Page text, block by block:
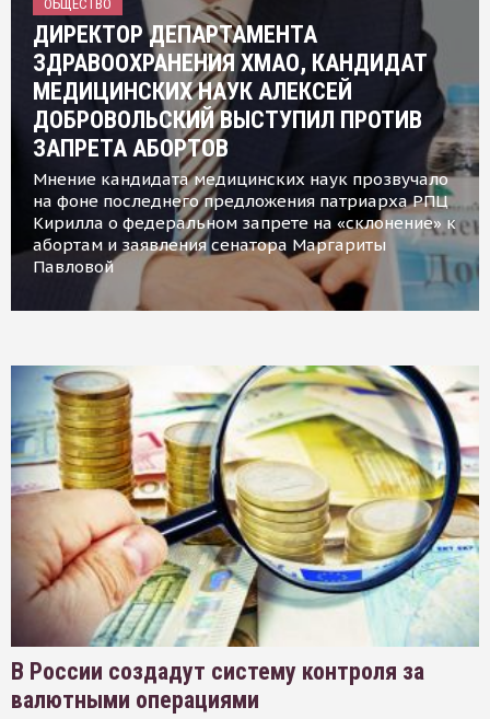
ОБЩЕСТВО
ДИРЕКТОР ДЕПАРТАМЕНТА
ЗДРАВООХРАНЕНИЯ ХМАО, КАНДИДАТ
МЕДИЦИНСКИХ НАУК АЛЕКСЕЙ
ДОБРОВОЛЬСКИЙ ВЫСТУПИЛ ПРОТИВ
ЗАПРЕТА АБОРТОВ
Мнение кандидата медицинских наук прозвучало
на фоне последнего предложения патриарха РПЦ
Кирилла о федеральном запрете на «склонение» к
абортам и заявления сенатора Маргариты
Павловой
В России создадут систему контроля за
валютными операциями